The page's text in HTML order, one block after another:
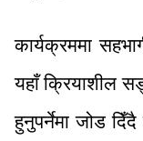
कार्यक्रममा
यहाँ क्रियाशील
हुनुपर्नेमा जोड